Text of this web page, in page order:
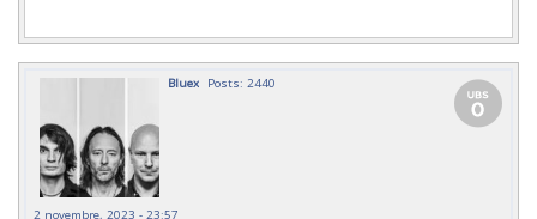
Bluex Posts: 2440
2 novembre, 2023 - 23:57